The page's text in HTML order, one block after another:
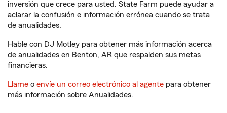
inversión que crece para usted. State Farm puede ayudar a
aclarar la confusión e información errónea cuando se trata
de anualidades.
Hable con DJ Motley para obtener más información acerca
de anualidades en Benton, AR que respalden sus metas
financieras.
Llame o envíe un correo electrónico al agente para obtener
más información sobre Anualidades.